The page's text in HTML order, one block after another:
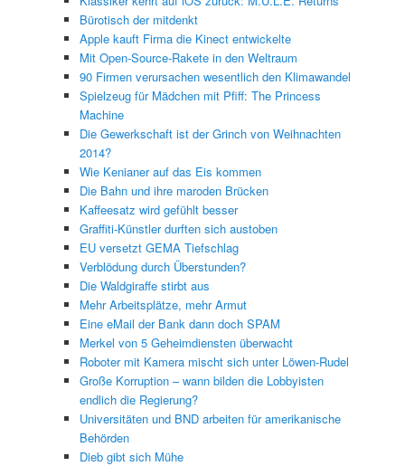
Bürotisch der mitdenkt
Apple kauft Firma die Kinect entwickelte
Mit Open-Source-Rakete in den Weltraum
90 Firmen verursachen wesentlich den Klimawandel
Spielzeug für Mädchen mit Pfiff: The Princess
Machine
Die Gewerkschaft ist der Grinch von Weihnachten
2014?
Wie Kenianer auf das Eis kommen
Die Bahn und ihre maroden Brücken
Kaffeesatz wird gefühlt besser
Graffiti-Künstler durften sich austoben
EU versetzt GEMA Tiefschlag
Verblödung durch Überstunden?
Die Waldgiraffe stirbt aus
Mehr Arbeitsplätze, mehr Armut
Eine eMail der Bank dann doch SPAM
Merkel von 5 Geheimdiensten überwacht
Roboter mit Kamera mischt sich unter Löwen-Rudel
Große Korruption – wann bilden die Lobbyisten
endlich die Regierung?
Universitäten und BND arbeiten für amerikanische
Behörden
Dieb gibt sich Mühe